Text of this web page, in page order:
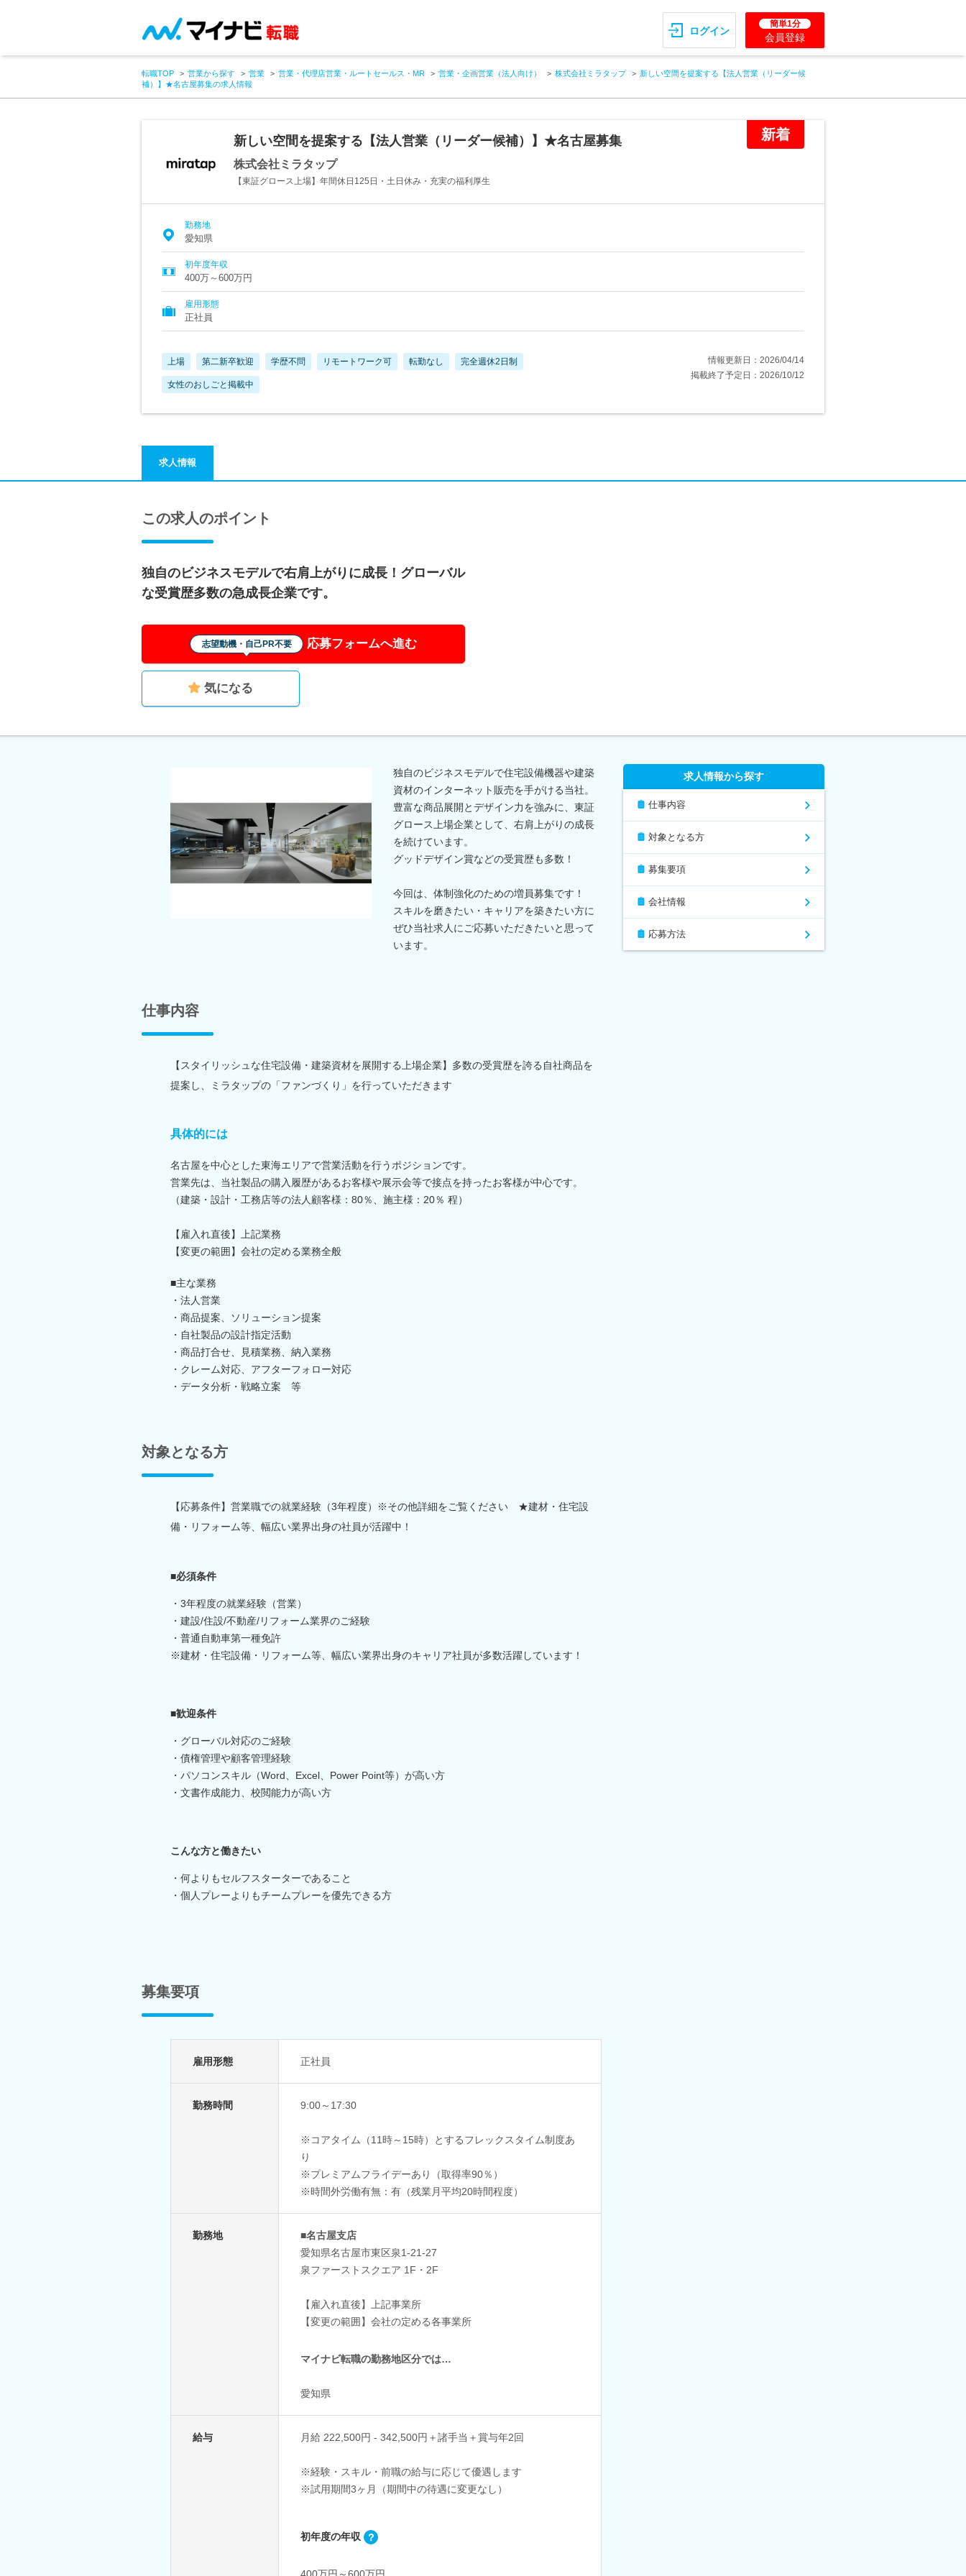
ログイン
簡単1分
会員登録
転職TOP 営業から探す 営業 営業・代理店営業・ルートセールス・MR 営業・企画営業（法人向け） 株式会社ミラタップ
新しい空間を提案する【法人営業（リーダー候
補）】★名古屋募集の求人情報
新着
新しい空間を提案する【法人営業（リーダー候補）】★名古屋募集
株式会社ミラタップ
【東証グロース上場】年間休日125日・土日休み・充実の福利厚生
勤務地
愛知県
初年度年収
400万～600万円
雇用形態
正社員
上場 第二新卒歓迎 学歴不問 リモートワーク可 転勤なし 完全週休2日制
女性のおしごと掲載中
情報更新日：2026/04/14
掲載終了予定日：2026/10/12
求人情報
この求人のポイント
独自のビジネスモデルで右肩上がりに成長！グローバル
な受賞歴多数の急成長企業です。
志望動機・自己PR不要 応募フォームへ進む
気になる
独自のビジネスモデルで住宅設備機器や建築
資材のインターネット販売を手がける当社。
豊富な商品展開とデザイン力を強みに、東証
グロース上場企業として、右肩上がりの成長
を続けています。
グッドデザイン賞などの受賞歴も多数！
今回は、体制強化のための増員募集です！
スキルを磨きたい・キャリアを築きたい方に
ぜひ当社求人にご応募いただきたいと思って
います。
仕事内容
【スタイリッシュな住宅設備・建築資材を展開する上場企業】多数の受賞歴を誇る自社商品を
提案し、ミラタップの「ファンづくり」を行っていただきます
具体的には
名古屋を中心とした東海エリアで営業活動を行うポジションです。
営業先は、当社製品の購入履歴があるお客様や展示会等で接点を持ったお客様が中心です。
（建築・設計・工務店等の法人顧客様：80％、施主様：20％ 程）
【雇入れ直後】上記業務
【変更の範囲】会社の定める業務全般
■主な業務
・法人営業
・商品提案、ソリューション提案
・自社製品の設計指定活動
・商品打合せ、見積業務、納入業務
・クレーム対応、アフターフォロー対応
・データ分析・戦略立案 等
対象となる方
【応募条件】営業職での就業経験（3年程度）※その他詳細をご覧ください ★建材・住宅設
備・リフォーム等、幅広い業界出身の社員が活躍中！
■必須条件
・3年程度の就業経験（営業）
・建設/住設/不動産/リフォーム業界のご経験
・普通自動車第一種免許
※建材・住宅設備・リフォーム等、幅広い業界出身のキャリア社員が多数活躍しています！
■歓迎条件
・グローバル対応のご経験
・債権管理や顧客管理経験
・パソコンスキル（Word、Excel、Power Point等）が高い方
・文書作成能力、校閲能力が高い方
こんな方と働きたい
・何よりもセルフスターターであること
・個人プレーよりもチームプレーを優先できる方
募集要項
雇用形態 正社員
勤務時間 9:00～17:30
※コアタイム（11時～15時）とするフレックスタイム制度あ
り
※プレミアムフライデーあり（取得率90％）
※時間外労働有無：有（残業月平均20時間程度）
勤務地
■名古屋支店
愛知県名古屋市東区泉1-21-27
泉ファーストスクエア 1F・2F
【雇入れ直後】上記事業所
【変更の範囲】会社の定める各事業所
マイナビ転職の勤務地区分では…
愛知県
給与 月給 222,500円 - 342,500円＋諸手当＋賞与年2回
※経験・スキル・前職の給与に応じて優遇します
※試用期間3ヶ月（期間中の待遇に変更なし）
初年度の年収
400万円～600万円
求人情報から探す
仕事内容
対象となる方
募集要項
会社情報
応募方法